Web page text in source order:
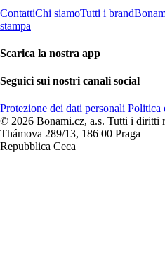
ContattiChi siamoTutti i brand
stampa
Scarica la nostra app
Seguici sui nostri canali social
Protezione dei dati personali Politica
© 2026 Bonami.cz, a.s. Tutti i diritti
Thámova 289/13, 186 00 Praga
Repubblica Ceca